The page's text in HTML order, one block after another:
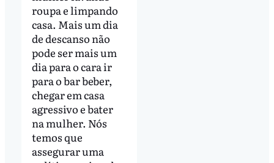
roupa e limpando
casa. Mais um dia
de descanso não
pode ser mais um
dia para o cara ir
para o bar beber,
chegar em casa
agressivo e bater
na mulher. Nós
temos que
assegurar uma